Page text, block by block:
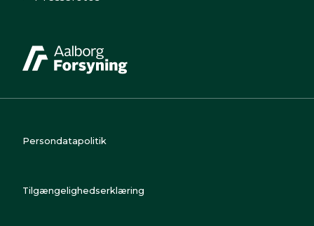
Persondatapolitik
Tilgængelighedserklæring